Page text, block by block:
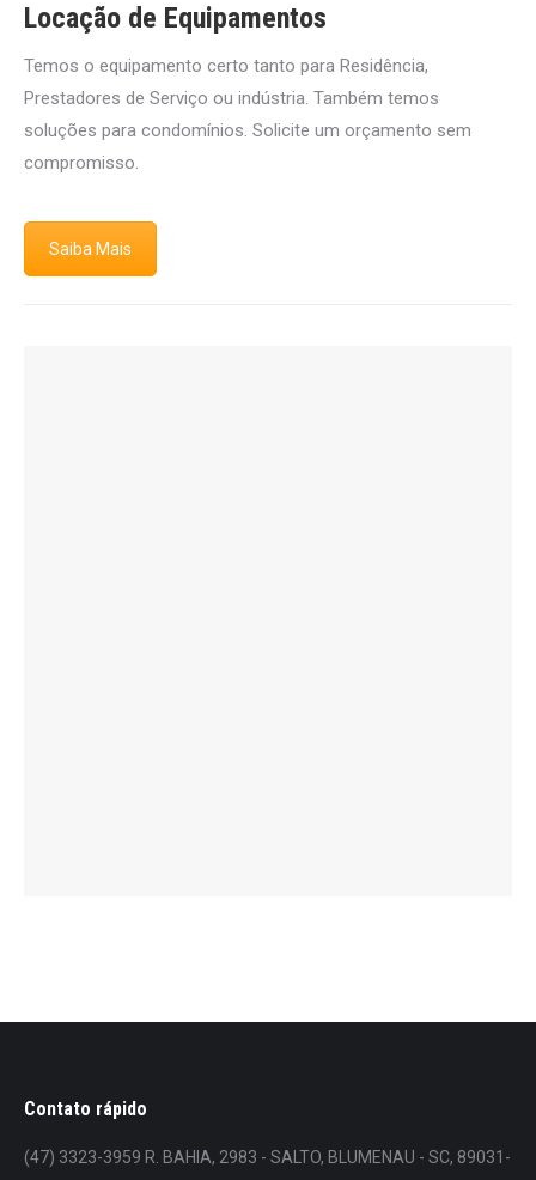
Locação de Equipamentos
Temos o equipamento certo tanto para Residência,
Prestadores de Serviço ou indústria. Também temos
soluções para condomínios. Solicite um orçamento sem
compromisso.
Saiba Mais
Contato rápido
(47) 3323-3959 R. BAHIA, 2983 - SALTO, BLUMENAU - SC, 89031-